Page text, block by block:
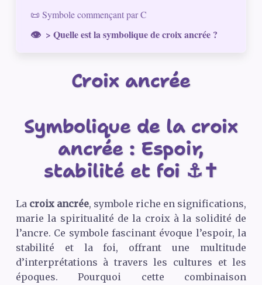
📜 Symbole commençant par C
> Quelle est la symbolique de croix ancrée ?
Croix ancrée
Symbolique de la croix
ancrée : Espoir,
stabilité et foi ⚓✝️
La croix ancrée, symbole riche en significations,
marie la spiritualité de la croix à la solidité de
l’ancre. Ce symbole fascinant évoque l’espoir, la
stabilité et la foi, offrant une multitude
d’interprétations à travers les cultures et les
époques. Pourquoi cette combinaison